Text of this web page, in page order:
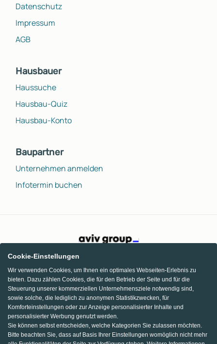
Datenschutz
Impressum
AGB
Hausbauer
Haussuche
Hausbau-Quiz
Hausbau-Konto
Baupartner
Unternehmen anmelden
Infotermin buchen
Cookie-Einstellungen
Wir verwenden Cookies, um Ihnen ein optimales Webseiten-Erlebnis zu
bieten. Dazu zählen Cookies, die für den Betrieb der Seite und für die
Steuerung unserer kommerziellen Unternehmensziele notwendig sind,
sowie solche, die lediglich zu anonymen Statistikzwecken, für
Komforteinstellungen oder zur Anzeige personalisierter Inhalte und
personalisierter Werbung genutzt werden.
Sie können selbst entscheiden, welche Kategorien Sie zulassen möchten.
Bitte beachten Sie, dass auf Basis Ihrer Einstellungen womöglich nicht mehr